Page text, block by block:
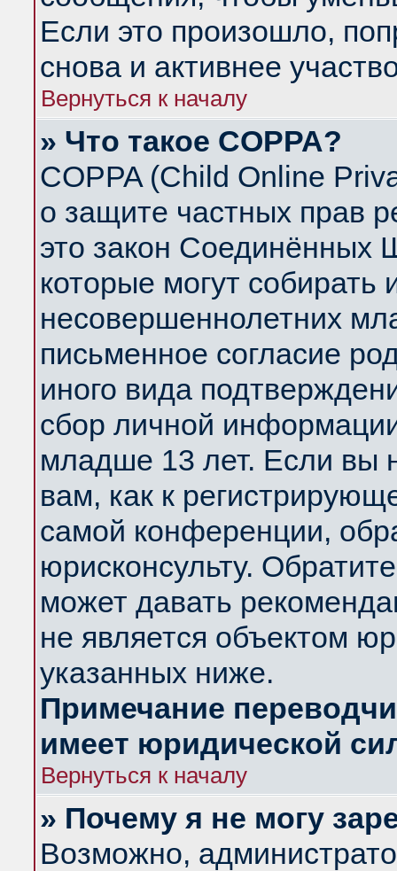
Если это произошло,
снова и активнее
Вернуться к началу
» Что такое COPPA?
COPPA (Child Online
о защите частных прав
это закон Соединённых
которые могут
несовершеннолетних
письменное согласие
иного вида
сбор личной
младше 13 лет. Если вы
вам, как к
самой конференции,
юрисконсульту.
может давать
не является объектом
указанных ниже.
Примечание
имеет юридической
Вернуться к началу
» Почему я не могу
Возможно,